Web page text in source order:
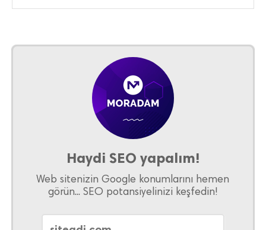
Haydi SEO yapalım!
Web sitenizin Google konumlarını hemen
görün... SEO potansiyelinizi keşfedin!